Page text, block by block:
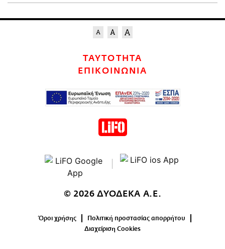
ΤΑΥΤΟΤΗΤΑ
ΕΠΙΚΟΙΝΩΝΙΑ
© 2026 ΔΥΟΔΕΚΑ Α.Ε.
Όροι χρήσης
Πολιτική προστασίας απορρήτου
Διαχείριση Cookies